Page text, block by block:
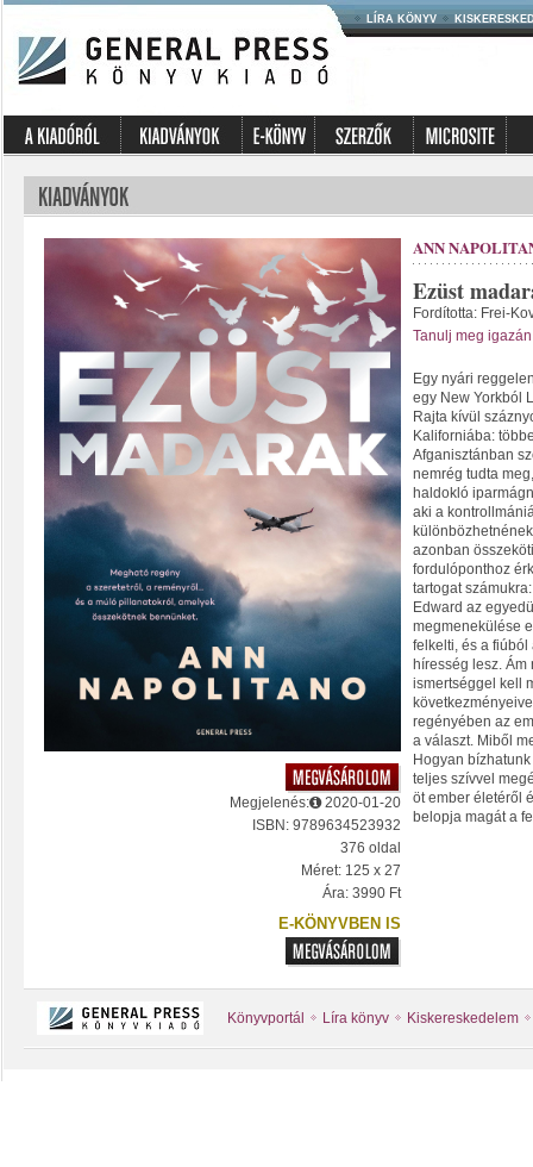
LÍRA KÖNYV
Megjelenés:
2020-01-20
ISBN: 9789634523932
376 oldal
Méret: 125 x 27
Ára: 3990 Ft
E-KÖNYVBEN IS
ANN
Ezüst
Fordította: Frei-
Tanulj meg
Egy nyári
egy New Yorkból
Rajta kívül
Kaliforniába:
Afganisztánban
nemrég tudta
haldokló
aki a
azonban
fordulóponthoz
tartogat
Edward az
megmenekülése
felkelti, és a
híresség lesz.
ismertséggel kell
regényében az
a választ. Miből
Hogyan
teljes szívvel
öt ember életéről
belopja magát a
Könyvportál Líra könyv Kiskereskedelem